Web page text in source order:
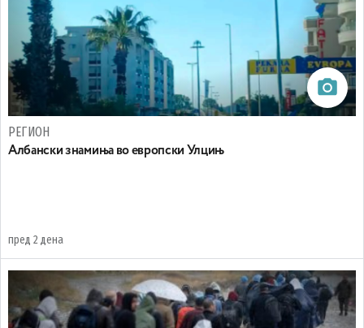
РЕГИОН
Aлбански знамиња во европски Улцињ
пред 2 дена